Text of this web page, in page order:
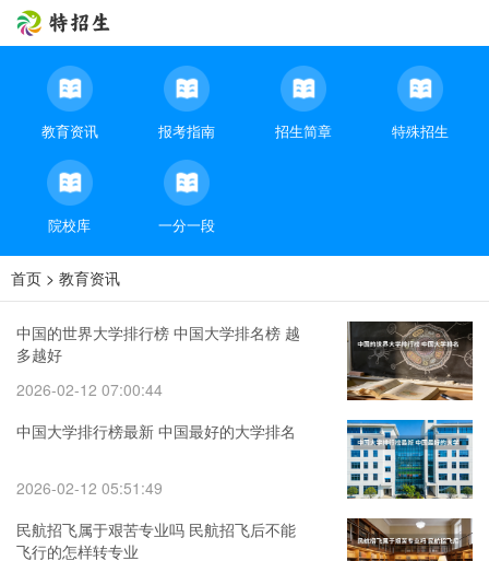
教育资讯 报考指南 招生简章 特殊招生
院校库 一分一段
首页 > 教育资讯
中国的世界大学排行榜 中国大学排名榜 越
多越好
2026-02-12 07:00:44
中国大学排行榜最新 中国最好的大学排名
2026-02-12 05:51:49
民航招飞属于艰苦专业吗 民航招飞后不能
飞行的怎样转专业